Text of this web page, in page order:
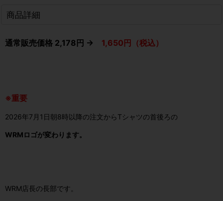
商品詳細
通常販売価格 2,178円 → 1,650円（税込）
※重要
2026年7月1日朝8時以降の注文からTシャツの首後ろの
WRMロゴが変わります。
WRM店長の長部です。